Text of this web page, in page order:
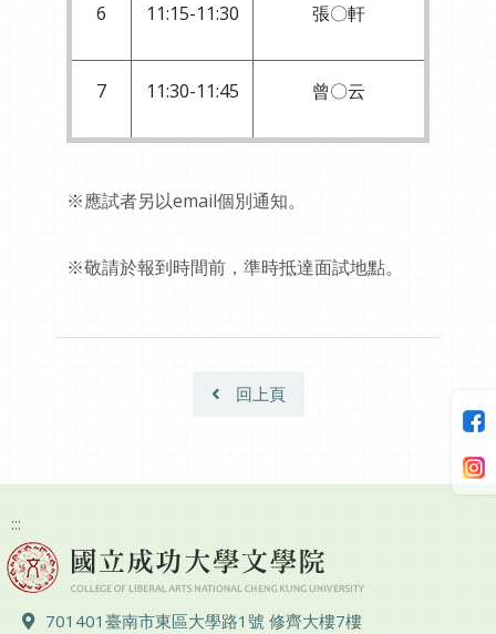
6 11:15-11:30 張〇軒
7 11:30-11:45 曾〇云
※應試者另以email個別通知。
※敬請於報到時間前，準時抵達面試地點。
回上頁
:::
地址 ：
701401臺南市東區大學路1號 修齊大樓7樓